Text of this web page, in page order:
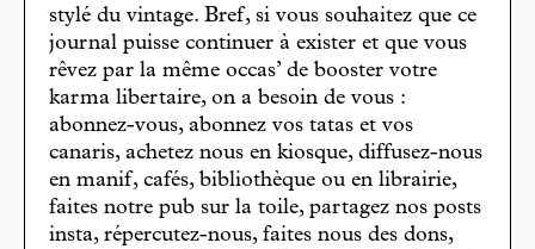
stylé du vintage. Bref, si vous souhaitez que ce
journal puisse continuer à exister et que vous
rêvez par la même occas’ de booster votre
karma libertaire, on a besoin de vous :
abonnez-vous, abonnez vos tatas et vos
canaris, achetez nous en kiosque, diffusez-nous
en manif, cafés, bibliothèque ou en librairie,
faites notre pub sur la toile, partagez nos posts
insta, répercutez-nous, faites nous des dons,